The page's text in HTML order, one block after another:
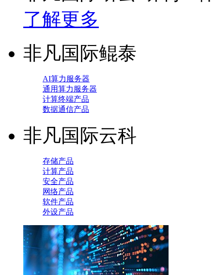
了解更多
非凡国际鲲泰
AI算力服务器
通用算力服务器
计算终端产品
数据通信产品
非凡国际云科
存储产品
计算产品
安全产品
网络产品
软件产品
外设产品